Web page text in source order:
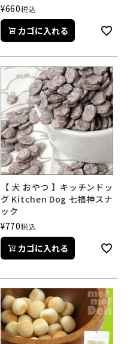
¥660税込
カゴに入れる
【 犬 おやつ 】キッチンドッ
グ Kitchen Dog 七福神スナ
ック
¥770税込
カゴに入れる